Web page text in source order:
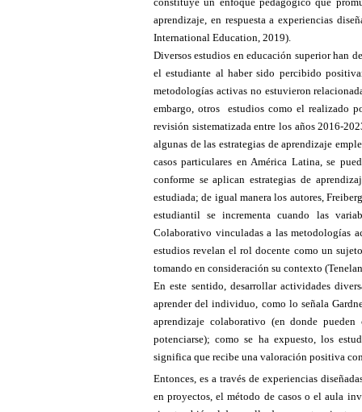
aprendizaje, en respuesta a experiencias
International Education, 2019).
Diversos estudios en educación superior han
el estudiante al haber sido percibido
metodologías activas no estuvieron
embargo, otros estudios como el realizado
revisión sistematizada entre los años 2016-
algunas de las estrategias de aprendizaje
casos particulares en América Latina, se
conforme se aplican estrategias de
estudiada; de igual manera los autores,
estudiantil se incrementa cuando las
Colaborativo vinculadas a las metodologías
estudios revelan el rol docente como un
tomando en consideración su contexto
En este sentido, desarrollar actividades
aprender del individuo, como lo señala
aprendizaje colaborativo (en donde
potenciarse); como se ha expuesto, los
significa que recibe una valoración positiva
Entonces, es a través de experiencias
en proyectos, el método de casos o el aula